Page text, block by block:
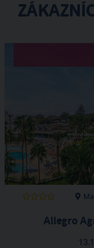
Allegro